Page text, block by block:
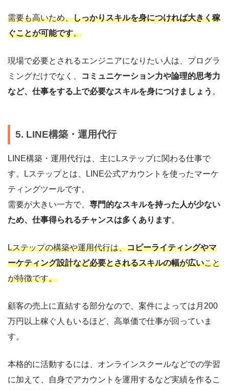
需要も高いため、しっかりスキルを身につければ大きく稼
ぐことが可能です。
現場で必要とされるエンジニアになりたい人は、プログラ
ミングだけでなく、
コミュニケーション力や論理的思考力
など、仕事をする上で必要なスキルを身につけましょう 。
5. LINE構築・運用代行
LINE構築・運用代行は、主にLステップに関わる仕事で
す。Lステップとは、LINE公式アカウントを使ったマーケ
ティングツールです。
需要が大きい一方で、 専門的なスキルを持った人が少ない
ため、仕事得られるチャンスは多くあります。
Lステップの構築や運用代行は、コピーライティングやマ
ーケティング設計など必要とされるスキルの幅が広いこと
が特徴です。
顧客の売上に直結する部分なので、案件によっては月200
万円以上稼ぐ人もいるほど、高単価で仕事が回っていま
す。
本格的に活動するには、オンラインスクールなどでの学習
に加えて、自身でアカウントを運用するなど実績を作るこ